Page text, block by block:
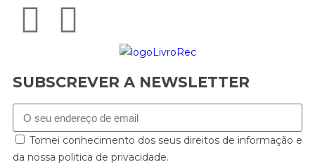
SUBSCREVER A NEWSLETTER
Tomei conhecimento dos seus direitos de informação e
da nossa politica de privacidade.